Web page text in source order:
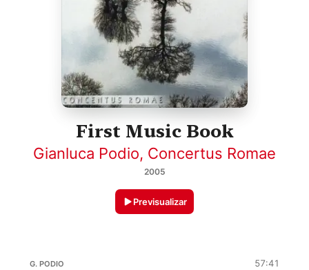
First Music Book
Gianluca Podio, Concertus Romae
2005
Previsualizar
G. PODIO 57:41